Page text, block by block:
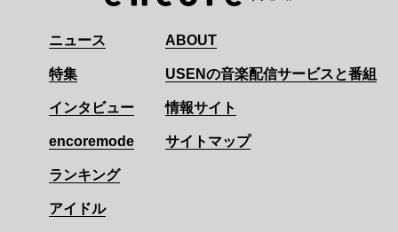
ニュース
特集
インタビュー
encoremode
ランキング
アイドル
ABOUT
USENの音楽配信サービスと番組
情報サイト
サイトマップ